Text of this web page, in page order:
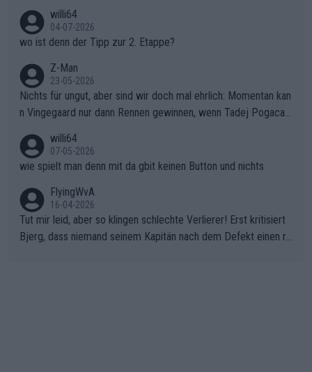
willi64
04-07-2026
wo ist denn der Tipp zur 2. Etappe?
Z-Man
23-05-2026
Nichts für ungut, aber sind wir doch mal ehrlich: Momentan kan
n Vingegaard nur dann Rennen gewinnen, wenn Tadej Pogacar
willi64
07-05-2026
wie spielt man denn mit da gbit keinen Button und nichts
FlyingWvA
16-04-2026
Tut mir leid, aber so klingen schlechte Verlierer! Erst kritisiert
Bjerg, dass niemand seinem Kapitän nach dem Defekt einen ro